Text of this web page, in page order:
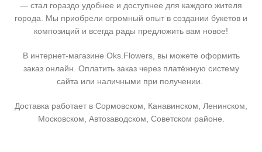
— стал гораздо удобнее и доступнее для каждого жителя
города. Мы приобрели огромный опыт в создании букетов и
композиций и всегда рады предложить вам новое!
В интернет-магазине Oks.Flowers, вы можете оформить
заказ онлайн. Оплатить заказ через платёжную систему
сайта или наличными при получении.
Доставка работает в Сормовском, Канавинском, Ленинском,
Московском, Автозаводском, Советском районе.